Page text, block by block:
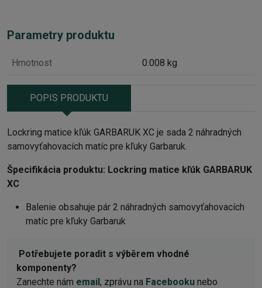
Parametry produktu
Hmotnost 0.008 kg
POPIS PRODUKTU
Lockring matice kľúk GARBARUK XC je sada 2 náhradných
samovyťahovacích matíc pre kľuky Garbaruk.
Špecifikácia produktu: Lockring matice kľúk GARBARUK
XC
Balenie obsahuje pár 2 náhradných samovyťahovacích
matíc pre kľuky Garbaruk
Potřebujete poradit s výběrem vhodné
komponenty?
Zanechte nám email, zprávu na Facebooku nebo